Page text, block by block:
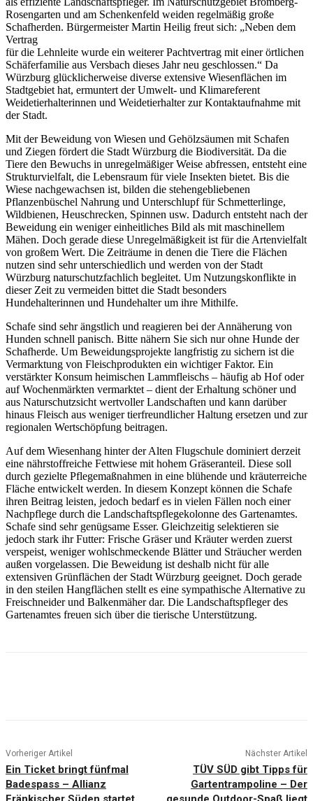
Rosengarten und am Schenkenfeld weiden regelmäßig große
Schafherden. Bürgermeister Martin Heilig freut sich: „Neben dem
Vertrag
für die Lehnleite wurde ein weiterer Pachtvertrag mit einer örtlichen
Schäferfamilie aus Versbach dieses Jahr neu geschlossen.“ Da
Würzburg glücklicherweise diverse extensive Wiesenflächen im
Stadtgebiet hat, ermuntert der Umwelt- und Klimareferent
Weidetierhalterinnen und Weidetierhalter zur Kontaktaufnahme mit
der Stadt.
Mit der Beweidung von Wiesen und Gehölzsäumen mit Schafen
und Ziegen fördert die Stadt Würzburg die Biodiversität. Da die
Tiere den Bewuchs in unregelmäßiger Weise abfressen, entsteht eine
Strukturvielfalt, die Lebensraum für viele Insekten bietet. Bis die
Wiese nachgewachsen ist, bilden die stehengebliebenen
Pflanzenbüschel Nahrung und Unterschlupf für Schmetterlinge,
Wildbienen, Heuschrecken, Spinnen usw. Dadurch entsteht nach der
Beweidung ein weniger einheitliches Bild als mit maschinellem
Mähen. Doch gerade diese Unregelmäßigkeit ist für die Artenvielfalt
von großem Wert. Die Zeiträume in denen die Tiere die Flächen
nutzen sind sehr unterschiedlich und werden von der Stadt
Würzburg naturschutzfachlich begleitet. Um Nutzungskonflikte in
dieser Zeit zu vermeiden bittet die Stadt besonders
Hundehalterinnen und Hundehalter um ihre Mithilfe.
Schafe sind sehr ängstlich und reagieren bei der Annäherung von
Hunden schnell panisch. Bitte nähern Sie sich nur ohne Hunde der
Schafherde. Um Beweidungsprojekte langfristig zu sichern ist die
Vermarktung von Fleischprodukten ein wichtiger Faktor. Ein
verstärkter Konsum heimischen Lammfleischs – häufig ab Hof oder
auf Wochenmärkten vermarktet – dient der Erhaltung schöner und
aus Naturschutzsicht wertvoller Landschaften und kann darüber
hinaus Fleisch aus weniger tierfreundlicher Haltung ersetzen und zur
regionalen Wertschöpfung beitragen.
Auf dem Wiesenhang hinter der Alten Flugschule dominiert derzeit
eine nährstoffreiche Fettwiese mit hohem Gräseranteil. Diese soll
durch gezielte Pflegemaßnahmen in eine blühende und kräuterreiche
Fläche entwickelt werden. In diesem Konzept können die Schafe
ihren Beitrag leisten, jedoch bedarf es in vielen Fällen noch einer
Nachpflege durch die Landschaftspflegekolonne des Gartenamtes.
Schafe sind sehr genügsame Esser. Gleichzeitig selektieren sie
jedoch stark ihr Futter: Frische Gräser und Kräuter werden zuerst
verspeist, weniger wohlschmeckende Blätter und Sträucher werden
außen vorgelassen. Die Beweidung ist deshalb nicht für alle
extensiven Grünflächen der Stadt Würzburg geeignet. Doch gerade
in den steilen Hangflächen stellt es eine sympathische Alternative zu
Freischneider und Balkenmäher dar. Die Landschaftspfleger des
Gartenamtes freuen sich über die tierische Unterstützung.
Vorheriger Artikel
Ein Ticket bringt fünfmal
Badespass – Allianz
Nächster Artikel
TÜV SÜD gibt Tipps für
Gartentrampoline – Der